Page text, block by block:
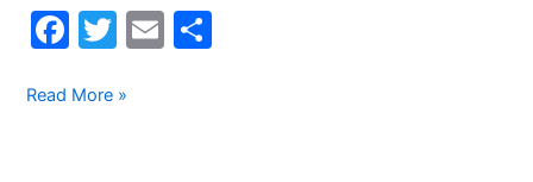
F
c
T
itt
E
Conserto
Read More »